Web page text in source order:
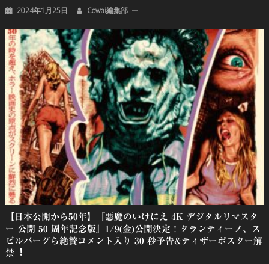
2024年1月25日 Cowai編集部
【日本公開から50年】『悪魔のいけにえ 4K デジタルリマスタ
ー 公開 50 周年記念版』1/9(金)公開決定！タランティーノ、ス
ピルバーグら絶賛コメント⼊り 30 秒予告&ティザーポスター解
禁︕